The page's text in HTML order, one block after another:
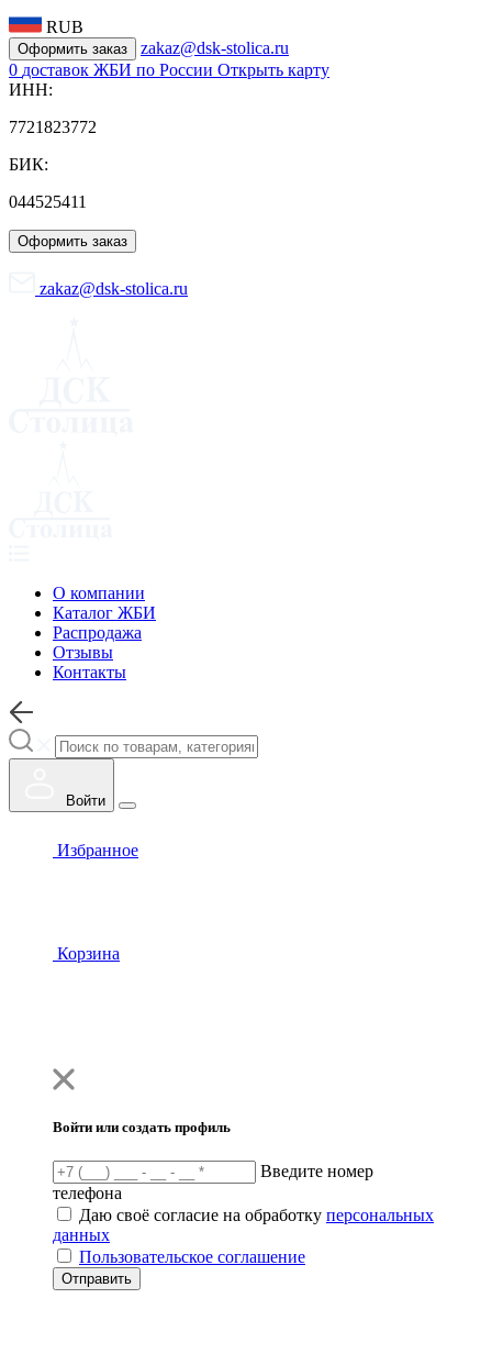
RUB
Оформить заказ
zakaz@dsk-stolica.ru
0 доставок ЖБИ по России Открыть карту
ИНН:
7721823772
БИК:
044525411
Оформить заказ
zakaz@dsk-stolica.ru
О компании
Каталог ЖБИ
Распродажа
Отзывы
Контакты
Войти
Избранное
Корзина
Войти или создать профиль
Введите номер
телефона
Даю своё согласие на обработку персональных
данных
Пользовательское соглашение
Отправить